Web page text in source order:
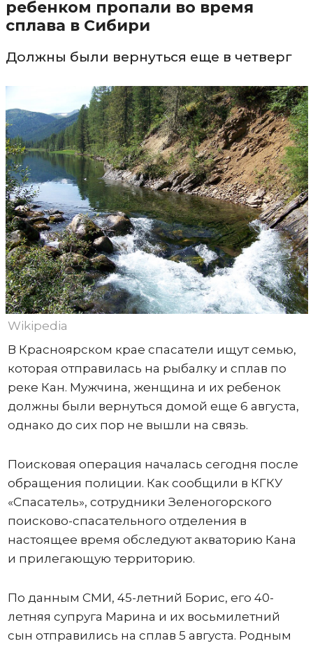
ребенком пропали во время
сплава в Сибири
Должны были вернуться еще в четверг
Wikipedia
В Красноярском крае спасатели ищут семью,
которая отправилась на рыбалку и сплав по
реке Кан. Мужчина, женщина и их ребенок
должны были вернуться домой еще 6 августа,
однако до сих пор не вышли на связь.
Поисковая операция началась сегодня после
обращения полиции. Как сообщили в КГКУ
«Спасатель», сотрудники Зеленогорского
поисково-спасательного отделения в
настоящее время обследуют акваторию Кана
и прилегающую территорию.
По данным СМИ, 45-летний Борис, его 40-
летняя супруга Марина и их восьмилетний
сын отправились на сплав 5 августа. Родным